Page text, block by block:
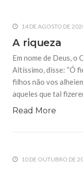
República
Brasil recebeu em
Relações Exteriores
Kharrazi, que
14 DE AGOSTO DE
A riqueza
Em nome de Deus,
Altíssimo, disse: “Ó
filhos não vos
aqueles que tal
Read More
10 DE OUTUBRO DE